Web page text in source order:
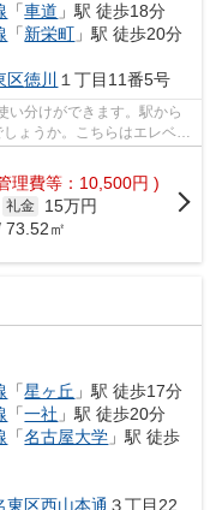
「車道 」駅 徒歩18分
「新栄町 」駅 徒歩20分
区徳川 １丁目11番5号
い分けができます。駅から
ょうか。こちらはエレベー
理費等：10,500円 )
礼金
15万円
73.52㎡
「星ヶ丘 」駅 徒歩17分
「一社 」駅 徒歩20分
「名古屋大学 」駅 徒歩
東区西山本通 ３丁目22